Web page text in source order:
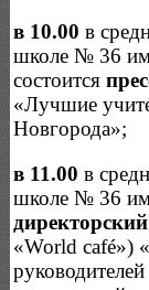
в 10.00в
школе № 36
состоится
«Лучшие
Новгорода»;
в 11.00 в
школе № 36
«World café»)